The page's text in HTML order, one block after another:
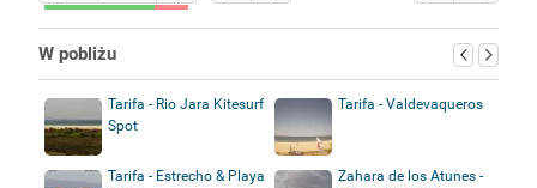
W pobliżu
Tarifa - Rio Jara Kitesurf
Spot
Tarifa - Valdevaqueros
Tarifa - Estrecho & Playa
Zahara de los Atunes -